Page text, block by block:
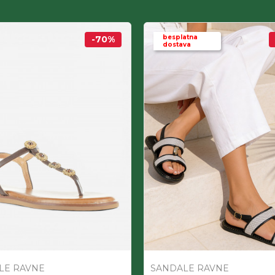
-70%
RAVNE
besplatna
dostava
SANDALE RAVNE